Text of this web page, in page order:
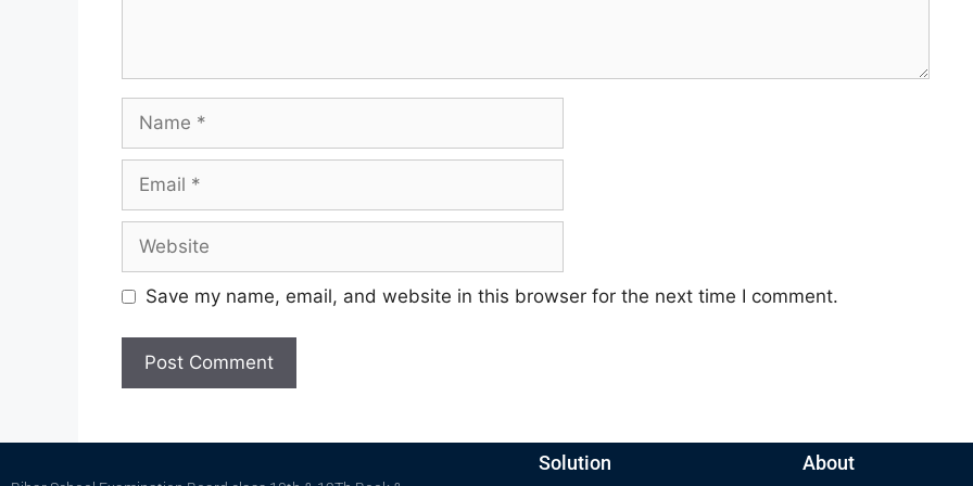
Save my name, email, and website in this browser for the next time I comment.
Solution About